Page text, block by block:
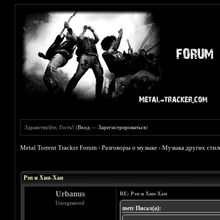
Здравствуйте, Гость! (Вход —Зарегистрироваться)
Metal Torrent Tracker Forum ›Разговоры о музыке ›Музыка других
Рэп и Хип-Хап
Urbanus
Unregistered
RE: Рэп и Хип-Хап
metr Писал(а):